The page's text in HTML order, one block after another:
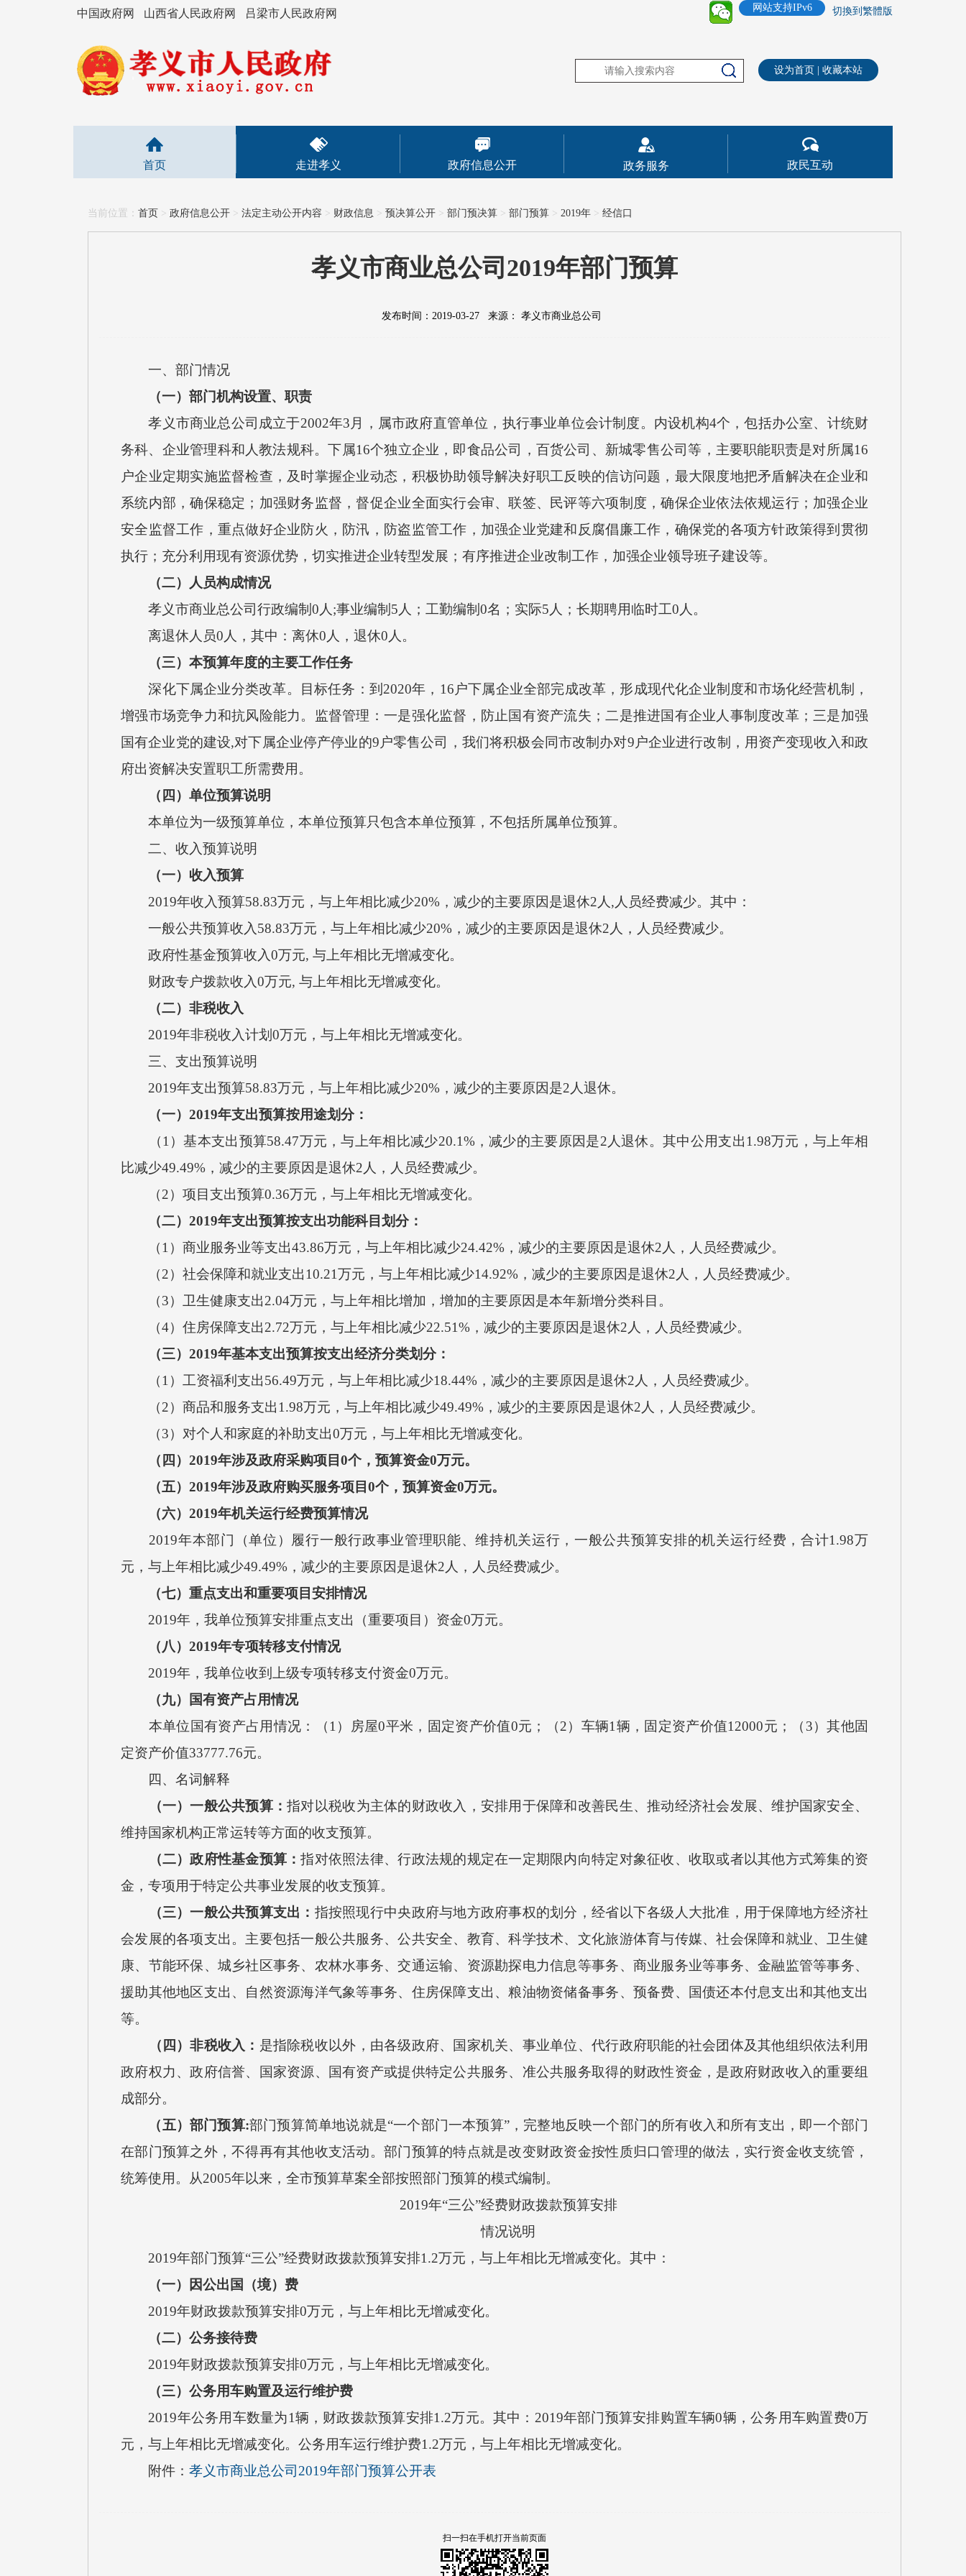
中国政府网 山西省人民政府网 吕梁市人民政府网 切換到繁體版
网站支持IPv6
设为首页 收藏本站
首页 走进孝义 政府信息公开 政务服务 政民互动
当前位置： 首页 > 政府信息公开 > 法定主动公开内容 > 财政信息 > 预决算公开 > 部门预决算 > 部门预算 > 2019年 > 经信口
孝义市商业总公司2019年部门预算
发布时间：2019-03-27 来源： 孝义市商业总公司
一、部门情况
（一）部门机构设置、职责
孝义市商业总公司成立于2002年3月，属市政府直管单位，执行事业单位会计制度。内设机构4个，包括办公室、计统财
务科、企业管理科和人教法规科。下属16个独立企业，即食品公司，百货公司、新城零售公司等，主要职能职责是对所属16
户企业定期实施监督检查，及时掌握企业动态，积极协助领导解决好职工反映的信访问题，最大限度地把矛盾解决在企业和
系统内部，确保稳定；加强财务监督，督促企业全面实行会审、联签、民评等六项制度，确保企业依法依规运行；加强企业
安全监督工作，重点做好企业防火，防汛，防盗监管工作，加强企业党建和反腐倡廉工作，确保党的各项方针政策得到贯彻
执行；充分利用现有资源优势，切实推进企业转型发展；有序推进企业改制工作，加强企业领导班子建设等。
（二）人员构成情况
孝义市商业总公司行政编制0人;事业编制5人；工勤编制0名；实际5人；长期聘用临时工0人。
离退休人员0人，其中：离休0人，退休0人。
（三）本预算年度的主要工作任务
深化下属企业分类改革。目标任务：到2020年，16户下属企业全部完成改革，形成现代化企业制度和市场化经营机制，
增强市场竞争力和抗风险能力。监督管理：一是强化监督，防止国有资产流失；二是推进国有企业人事制度改革；三是加强
国有企业党的建设,对下属企业停产停业的9户零售公司，我们将积极会同市改制办对9户企业进行改制，用资产变现收入和政
府出资解决安置职工所需费用。
（四）单位预算说明
本单位为一级预算单位，本单位预算只包含本单位预算，不包括所属单位预算。
二、收入预算说明
（一）收入预算
2019年收入预算58.83万元，与上年相比减少20%，减少的主要原因是退休2人,人员经费减少。其中：
一般公共预算收入58.83万元，与上年相比减少20%，减少的主要原因是退休2人，人员经费减少。
政府性基金预算收入0万元, 与上年相比无增减变化。
财政专户拨款收入0万元, 与上年相比无增减变化。
（二）非税收入
2019年非税收入计划0万元，与上年相比无增减变化。
三、支出预算说明
2019年支出预算58.83万元，与上年相比减少20%，减少的主要原因是2人退休。
（一）2019年支出预算按用途划分：
（1）基本支出预算58.47万元，与上年相比减少20.1%，减少的主要原因是2人退休。其中公用支出1.98万元，与上年相
比减少49.49%，减少的主要原因是退休2人，人员经费减少。
（2）项目支出预算0.36万元，与上年相比无增减变化。
（二）2019年支出预算按支出功能科目划分：
（1）商业服务业等支出43.86万元，与上年相比减少24.42%，减少的主要原因是退休2人，人员经费减少。
（2）社会保障和就业支出10.21万元，与上年相比减少14.92%，减少的主要原因是退休2人，人员经费减少。
（3）卫生健康支出2.04万元，与上年相比增加，增加的主要原因是本年新增分类科目。
（4）住房保障支出2.72万元，与上年相比减少22.51%，减少的主要原因是退休2人，人员经费减少。
（三）2019年基本支出预算按支出经济分类划分：
（1）工资福利支出56.49万元，与上年相比减少18.44%，减少的主要原因是退休2人，人员经费减少。
（2）商品和服务支出1.98万元，与上年相比减少49.49%，减少的主要原因是退休2人，人员经费减少。
（3）对个人和家庭的补助支出0万元，与上年相比无增减变化。
（四）2019年涉及政府采购项目0个，预算资金0万元。
（五）2019年涉及政府购买服务项目0个，预算资金0万元。
（六）2019年机关运行经费预算情况
2019年本部门（单位）履行一般行政事业管理职能、维持机关运行，一般公共预算安排的机关运行经费，合计1.98万
元，与上年相比减少49.49%，减少的主要原因是退休2人，人员经费减少。
（七）重点支出和重要项目安排情况
2019年，我单位预算安排重点支出（重要项目）资金0万元。
（八）2019年专项转移支付情况
2019年，我单位收到上级专项转移支付资金0万元。
（九）国有资产占用情况
本单位国有资产占用情况：（1）房屋0平米，固定资产价值0元；（2）车辆1辆，固定资产价值12000元；（3）其他固
定资产价值33777.76元。
四、名词解释
（一）一般公共预算：指对以税收为主体的财政收入，安排用于保障和改善民生、推动经济社会发展、维护国家安全、
维持国家机构正常运转等方面的收支预算。
（二）政府性基金预算：指对依照法律、行政法规的规定在一定期限内向特定对象征收、收取或者以其他方式筹集的资
金，专项用于特定公共事业发展的收支预算。
（三）一般公共预算支出： 指按照现行中央政府与地方政府事权的划分，经省以下各级人大批准，用于保障地方经济社
会发展的各项支出。主要包括一般公共服务、公共安全、教育、科学技术、文化旅游体育与传媒、社会保障和就业、卫生健
康、节能环保、城乡社区事务、农林水事务、交通运输、资源勘探电力信息等事务、商业服务业等事务、金融监管等事务、
援助其他地区支出、自然资源海洋气象等事务、住房保障支出、粮油物资储备事务、预备费、国债还本付息支出和其他支出
等。
（四）非税收入： 是指除税收以外，由各级政府、国家机关、事业单位、代行政府职能的社会团体及其他组织依法利用
政府权力、政府信誉、国家资源、国有资产或提供特定公共服务、准公共服务取得的财政性资金，是政府财政收入的重要组
成部分。
（五）部门预算:部门预算简单地说就是“一个部门一本预算”，完整地反映一个部门的所有收入和所有支出，即一个部门
在部门预算之外，不得再有其他收支活动。部门预算的特点就是改变财政资金按性质归口管理的做法，实行资金收支统管，
统筹使用。从2005年以来，全市预算草案全部按照部门预算的模式编制。
2019年“三公”经费财政拨款预算安排
情况说明
2019年部门预算“三公”经费财政拨款预算安排1.2万元，与上年相比无增减变化。其中：
（一）因公出国（境）费
2019年财政拨款预算安排0万元，与上年相比无增减变化。
（二）公务接待费
2019年财政拨款预算安排0万元，与上年相比无增减变化。
（三）公务用车购置及运行维护费
2019年公务用车数量为1辆，财政拨款预算安排1.2万元。其中：2019年部门预算安排购置车辆0辆，公务用车购置费0万
元，与上年相比无增减变化。公务用车运行维护费1.2万元，与上年相比无增减变化。
附件： 孝义市商业总公司2019年部门预算公开表
扫一扫在手机打开当前页面